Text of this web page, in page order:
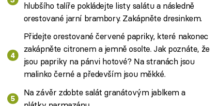
hlubšího talíře pokládejte listy salátu a následně
orestované jarní brambory. Zakápněte dresinkem.
Přidejte orestované červené papriky, které nakonec
zakápněte citronem a jemně osolte. Jak poznáte, že
jsou papriky na pánvi hotové? Na stranách jsou
malinko černé a především jsou měkké.
Na závěr zdobte salát granátovým jablkem a